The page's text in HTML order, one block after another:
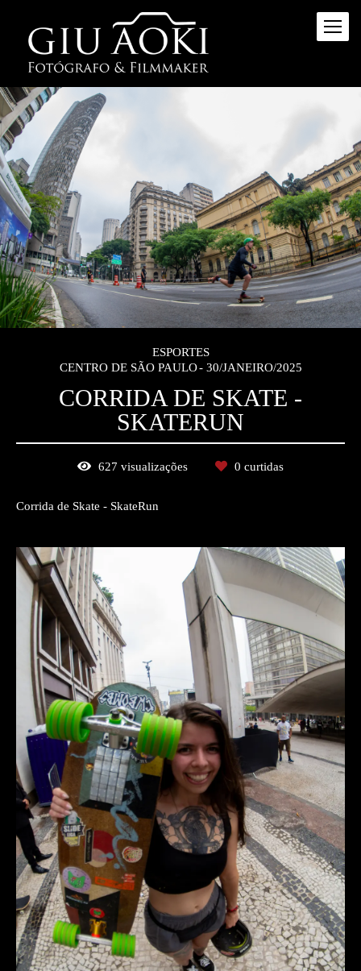
ESPORTES
CENTRO DE SÃO PAULO
30/JANEIRO/2025
CORRIDA DE SKATE -
SKATERUN
627 visualizações 0 curtidas
Corrida de Skate - SkateRun